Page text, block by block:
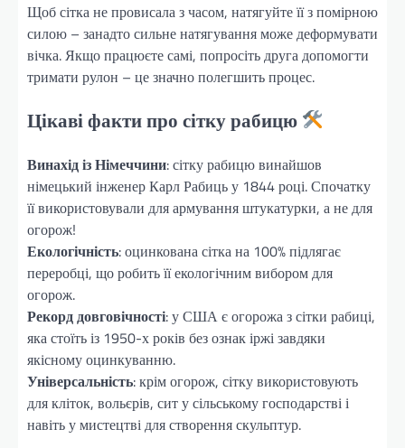
Щоб сітка не провисала з часом, натягуйте її з помірною
силою – занадто сильне натягування може деформувати
вічка. Якщо працюєте самі, попросіть друга допомогти
тримати рулон – це значно полегшить процес.
Цікаві факти про сітку рабицю
Винахід із Німеччини: сітку рабицю винайшов
німецький інженер Карл Рабиць у 1844 році. Спочатку
її використовували для армування штукатурки, а не для
огорож!
Екологічність: оцинкована сітка на 100% підлягає
переробці, що робить її екологічним вибором для
огорож.
Рекорд довговічності: у США є огорожа з сітки рабиці,
яка стоїть із 1950-х років без ознак іржі завдяки
якісному оцинкуванню.
Універсальність: крім огорож, сітку використовують
для кліток, вольєрів, сит у сільському господарстві і
навіть у мистецтві для створення скульптур.